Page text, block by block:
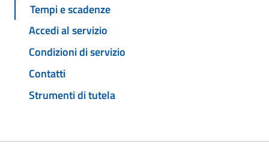
Tempi e scadenze
Accedi al servizio
Condizioni di servizio
Contatti
Strumenti di tutela